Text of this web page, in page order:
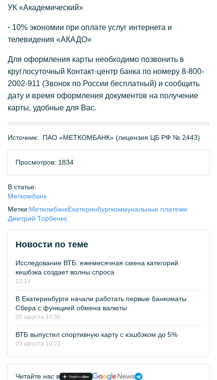
УК «Академический»
· 10% экономии при оплате услуг интернета и
телевидения «АКАДО»
Для оформления карты необходимо позвонить в
круглосуточный Контакт-центр банка по номеру 8-800-
2002-911 (Звонок по России бесплатный) и сообщить
дату и время оформления документов на получение
карты, удобные для Вас.
Источник: ПАО «МЕТКОМБАНК» (лицензия ЦБ РФ № 2443)
Просмотров: 1834
В статье:
Меткомбанк
Метки:МеткомбанкЕкатеринбургкоммунальные платежи
Дмитрий Торбенко
Новости по теме
Исследование ВТБ: ежемесячная смена категорий
кешбэка создает волны спроса
12:14
В Екатеринбурге начали работать первые банкоматы
Сбера с функцией обмена валюты
05 августа 10:50
ВТБ выпустил спортивную карту с кэшбэком до 5%
05 августа 10:21
Читайте нас в